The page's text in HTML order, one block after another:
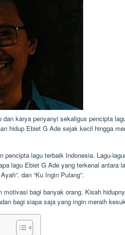
karya penyanyi sekaligus pencipta
hidup Ebiet G Ade sejak kecil hingga
lagu terbaik Indonesia. Lagu-
lagu Ebiet G Ade yang terkenal antara
dan “Ku Ingin Pulang”.
bagi banyak orang. Kisah
bagi siapa saja yang ingin meraih